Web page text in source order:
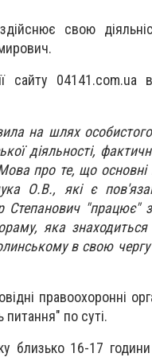
свою
сайту 04141.com.ua
на шлях
діяльності,
про те, що
О.В., які є
Степанович "працює"
яка знаходиться
в свою
правоохоронні
питання" по суті.
близько 16-17